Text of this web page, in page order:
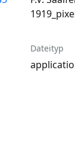
Dateityp